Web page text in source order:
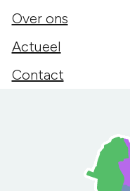
Over ons
Actueel
Contact